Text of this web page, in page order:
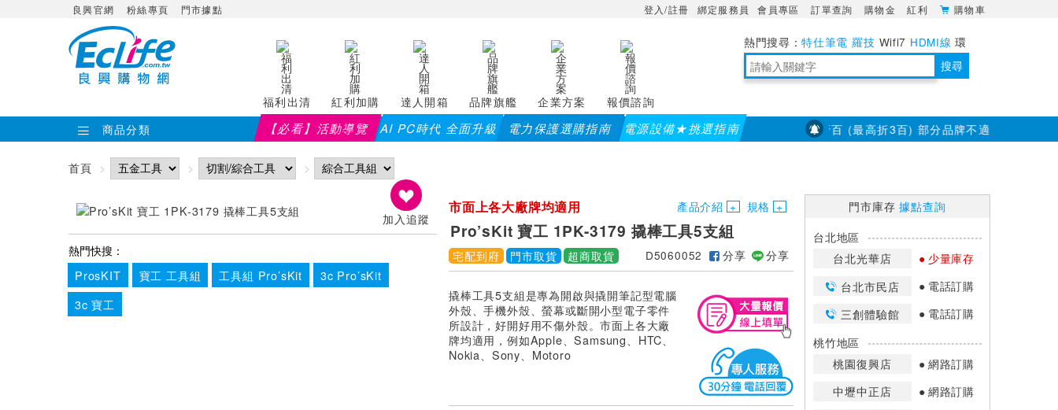
良興官網 粉絲專頁 門市據點 登入/註冊 綁定服務員 會員專區 訂單查詢 購物金 紅利 購物車
福利出清 紅利加購 達人開箱 品牌旗艦 企業方案 報價諮詢
特仕筆電 羅技 Wifi7 HDMI線 環
境量測 明緯POWER 搜尋
商品分類 【必看】活動導覽 AI PC時代 全面升級 電力保護選購指南 電源設備★挑選指南
【PX大通】全館滿千折百(部分品項不適用，滿2千折200...) 儀錶指定款單筆滿8000折200 (最高可折$400 7/23~8/31【耳機喇叭】滿千折百 (最高折3百) 部分品牌不適用
首頁
加入追蹤
熱門快搜：
ProsKIT
寶工 工具組 工具組 Pro’sKit
3c Pro’sKit
3c 寶工
市面上各大廠牌均適用 產品介紹 規格
Pro’sKit 寶工 1PK-3179 撬棒工具5支組
宅配到府 門市取貨 超商取貨 D5060052 分享 分享
撬棒工具5支組是專為開啟與撬開筆記型電腦
外殼、手機外殼、螢幕或斷開小型電子零件
所設計，好開好用不傷外殼。市面上各大廠
牌均適用，例如Apple、Samsung、HTC、
Nokia、Sony、Motoro
門市庫存據點查詢
台北地區
台北光華店
少量庫存
台北市民店
電話訂購
三創體驗館
電話訂購
桃竹地區
桃園復興店
網路訂購
中壢中正店
網路訂購